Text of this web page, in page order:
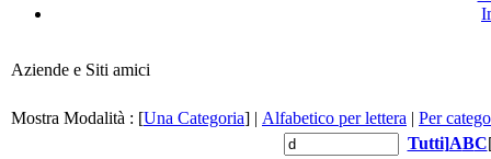
Aziende e Siti amici
Mostra Modalità : [Una Categoria] | Alfabetico per lettera | Per
Tutti]ABC